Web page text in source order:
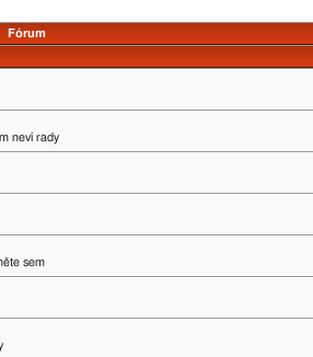
Fórum
neví rady
sem